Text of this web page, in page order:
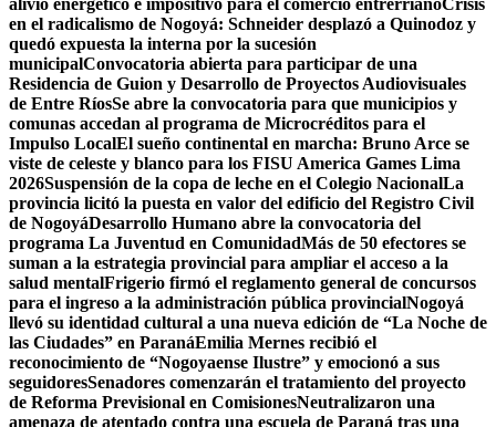
en el radicalismo de Nogoyá: Schneider desplazó a Quinodoz y
quedó expuesta la interna por la sucesión
municipalConvocatoria abierta para participar de una
Residencia de Guion y Desarrollo de Proyectos Audiovisuales
de Entre RíosSe abre la convocatoria para que municipios y
comunas accedan al programa de Microcréditos para el
Impulso LocalEl sueño continental en marcha: Bruno Arce se
viste de celeste y blanco para los FISU America Games Lima
2026Suspensión de la copa de leche en el Colegio NacionalLa
provincia licitó la puesta en valor del edificio del Registro Civil
de NogoyáDesarrollo Humano abre la convocatoria del
programa La Juventud en ComunidadMás de 50 efectores se
suman a la estrategia provincial para ampliar el acceso a la
salud mentalFrigerio firmó el reglamento general de concursos
para el ingreso a la administración pública provincialNogoyá
llevó su identidad cultural a una nueva edición de “La Noche de
las Ciudades” en ParanáEmilia Mernes recibió el
reconocimiento de “Nogoyaense Ilustre” y emocionó a sus
seguidoresSenadores comenzarán el tratamiento del proyecto
de Reforma Previsional en ComisionesNeutralizaron una
amenaza de atentado contra una escuela de Paraná tras una